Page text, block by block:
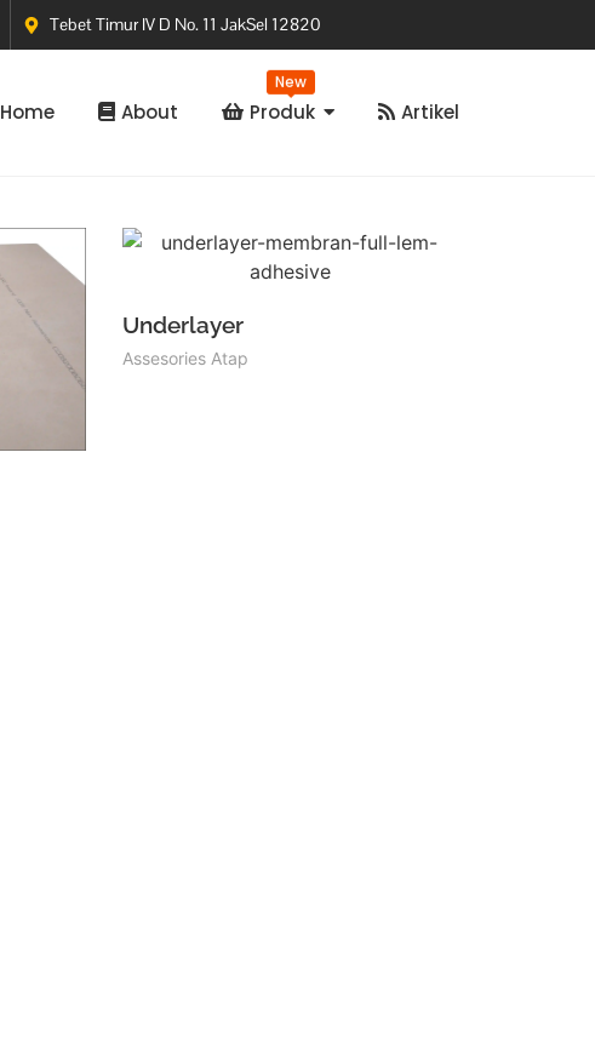
Tebet Timur IV D No. 11 JakSel 12820
Home About Produk
New
Artikel
Underlayer
Assesories Atap